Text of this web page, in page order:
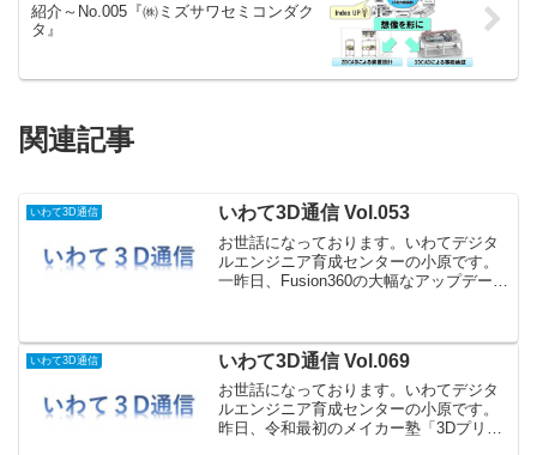
紹介～No.005『㈱ミズサワセミコンダク
タ』
関連記事
いわて3D通信 いわて3D通信 Vol.053
お世話になっております。いわてデジタ
ルエンジニア育成センターの小原です。
一昨日、Fusion360の大幅なアップデート
（積層）にも...
いわて3D通信 いわて3D通信 Vol.069
お世話になっております。いわてデジタ
ルエンジニア育成センターの小原です。
昨日、令和最初のメイカー塾「3Dプリン